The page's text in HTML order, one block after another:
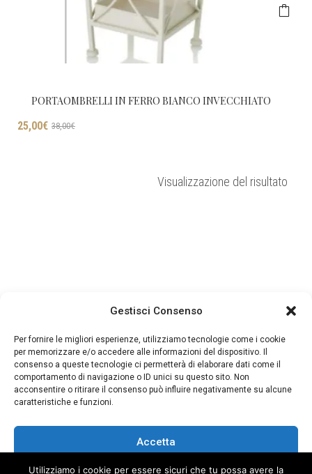
Gestisci Consenso
Per fornire le migliori esperienze, utilizziamo tecnologie come i cookie
per memorizzare e/o accedere alle informazioni del dispositivo. Il
consenso a queste tecnologie ci permetterà di elaborare dati come il
comportamento di navigazione o ID unici su questo sito. Non
acconsentire o ritirare il consenso può influire negativamente su alcune
caratteristiche e funzioni.
Accetta
PORTAOMBRELLI IN FERRO BIANCO INVECCHIATO
38,00€
Il
25,00€Il
Visualizzazione del risultato
Utilizziamo i cookie per essere sicuri che tu possa avere la